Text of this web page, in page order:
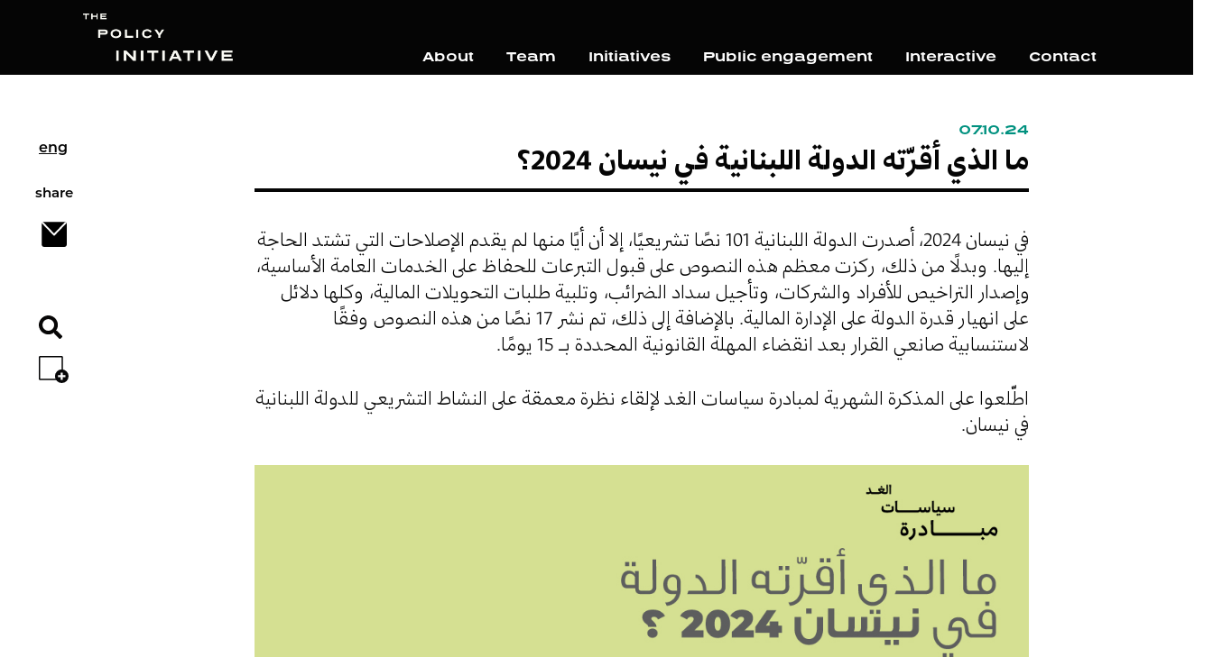
About Team Initiatives Public engagement Interactive Contact
eng
share
07.10.24
ما الذي أقرّته الدولة اللبنانية في نيسان 2024؟
في نيسان 2024، أصدرت الدولة اللبنانية 101 نصًا تشريعيًا، إلا أن أيًا منها لم يقدم الإصلاحات التي تشتد الحاجة
إليها. وبدلًا من ذلك، ركزت معظم هذه النصوص على قبول التبرعات للحفاظ على الخدمات العامة الأساسية،
وإصدار التراخيص للأفراد والشركات، وتأجيل سداد الضرائب، وتلبية طلبات التحويلات المالية، وكلها دلائل
على انهيار قدرة الدولة على الإدارة المالية. بالإضافة إلى ذلك، تم نشر 17 نصًا من هذه النصوص وفقًا
لاستنسابية صانعي القرار بعد انقضاء المهلة القانونية المحددة بـ 15 يومًا.
اطّلعوا على المذكرة الشهرية لمبادرة سياسات الغد لإلقاء نظرة معمقة على النشاط التشريعي للدولة اللبنانية
في نيسان.